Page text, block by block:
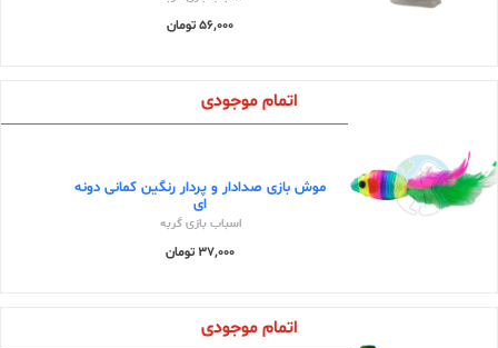
56,000 تومان
اتمام موجودی
موش بازی صدادار و پردار رنگین کمانی دونه
ای
اسباب بازی گربه
37,000 تومان
اتمام موجودی